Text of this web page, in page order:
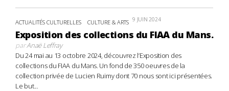
ACTUALITÉS CULTURELLES CULTURE & ARTS 9 JUIN 2024
Exposition des collections du FIAA du Mans.
parAnaë Leffray
Du 24 mai au 13 octobre 2024, découvrez l’Exposition des
collections du FIAA du Mans. Un fond de 350 oeuvres de la
collection privée de Lucien Ruimy dont 70 nous sont ici présentées.
Le but...